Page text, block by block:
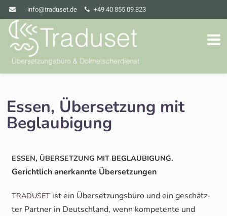
info@traduset.de +49 40 855 09 823
Essen, Übersetzung mit
Beglaubigung
ESSEN, ÜBERSETZUNG MIT BEGLAUBIGUNG.
Gericht­lich aner­kann­te Übersetzungen
TRADUSET ist ein Über­set­zungs­bü­ro und ein geschätz­
ter Part­ner in Deutsch­land, wenn kom­pe­ten­te und